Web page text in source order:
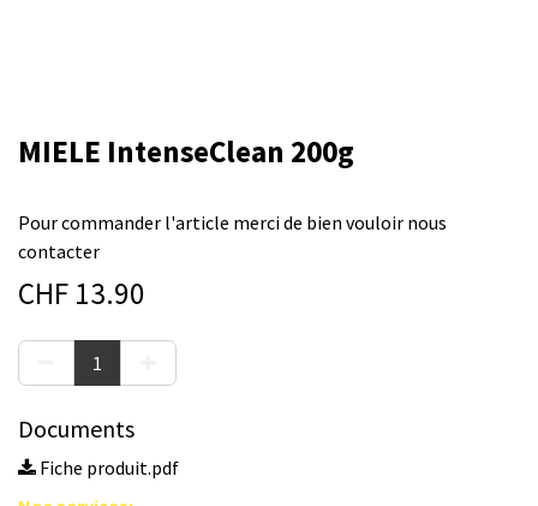
MIELE IntenseClean 200g
Pour commander l'article merci de bien vouloir nous
contacter
CHF 13.90
Documents
Fiche produit.pdf